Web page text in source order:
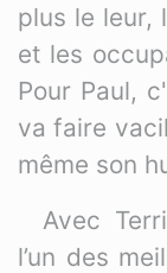
plus le leur,
et les
Pour Paul,
va faire
même son
Avec
l’un des